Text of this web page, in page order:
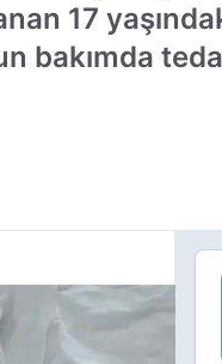
17
bakımda